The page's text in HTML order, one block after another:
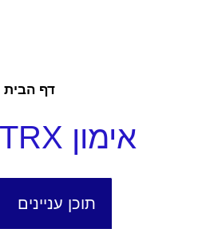
דף הבית
אימון TRX שאלות ותשובות מקיפות
תוכן עניינים